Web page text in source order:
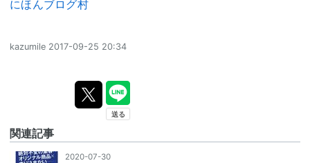
にほんブログ村
kazumile 2017-09-25 20:34
関連記事
2020-07-30